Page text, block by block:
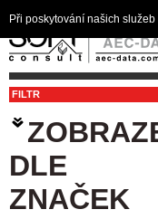
FILTR
DLE
ZNAČEK
Při poskytování našich